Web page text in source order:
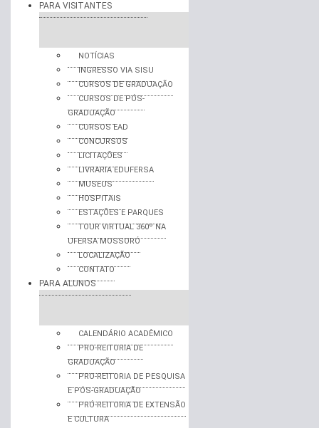
PARA VISITANTES
NOTÍCIAS
INGRESSO VIA SISU
CURSOS DE GRADUAÇÃO
CURSOS DE PÓS-
GRADUAÇÃO
CURSOS EAD
CONCURSOS
LICITAÇÕES
LIVRARIA EDUFERSA
MUSEUS
HOSPITAIS
ESTAÇÕES E PARQUES
TOUR VIRTUAL 360º NA
UFERSA MOSSORÓ
LOCALIZAÇÃO
CONTATO
PARA ALUNOS
CALENDÁRIO ACADÊMICO
PRO-REITORIA DE
GRADUAÇÃO
PRO-REITORIA DE PESQUISA
E PÓS-GRADUAÇÃO
PRÓ-REITORIA DE EXTENSÃO
E CULTURA